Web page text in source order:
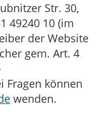
Str. 30,
49240 10 (im
der Website
gem. Art. 4
Fragen können
wenden.